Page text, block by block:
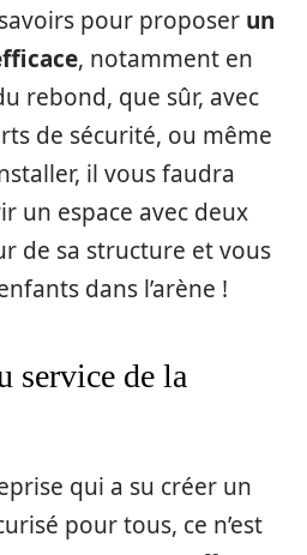
pour proposer un
, notamment en
rebond, que sûr, avec
de sécurité, ou même
il vous faudra
un espace avec deux
de sa structure et vous
dans l’arène !
service de la
qui a su créer un
pour tous, ce n’est